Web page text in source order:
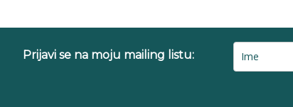
Prijavi se na moju mailing listu: